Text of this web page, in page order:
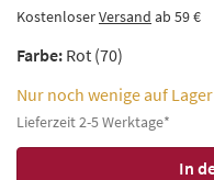
KostenloserVersand ab 59 €
Farbe: Rot (70)
Nur noch wenige auf Lager
Lieferzeit 2-5 Werktage*